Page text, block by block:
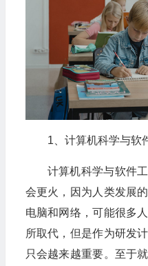
1、计算机科学与软
计算机科学与软件
会更火，因为人类发展
电脑和网络，可能很多
所取代，但是作为研发
只会越来越重要。至于